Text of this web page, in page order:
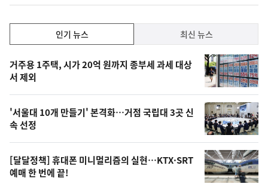
일
기,
최
신,
오
늘
의
영
상
인기 뉴스 최신 뉴스
기
뉴
스
거주용 1주택, 시가 20억 원까지 종부세 과세 대상
서 제외
'서울대 10개 만들기' 본격화…거점 국립대 3곳 신
속 선정
[달달정책] 휴대폰 미니멀리즘의 실현…KTX·SRT
예매 한 번에 끝!